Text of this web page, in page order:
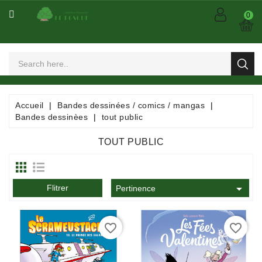
CATÉGORIE
Spectacles
Dessinées
Mangas
Consommables
Dictionnaires
Encyclopédies
0
Accueil
Bandes dessinées / comics / mangas
Bandes dessinèes
tout public
TOUT PUBLIC
Flitrer Pertinence 
favorite_border favorite_border